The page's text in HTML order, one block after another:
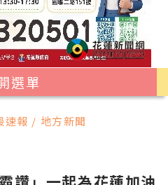
選單
速報 / 地方新聞